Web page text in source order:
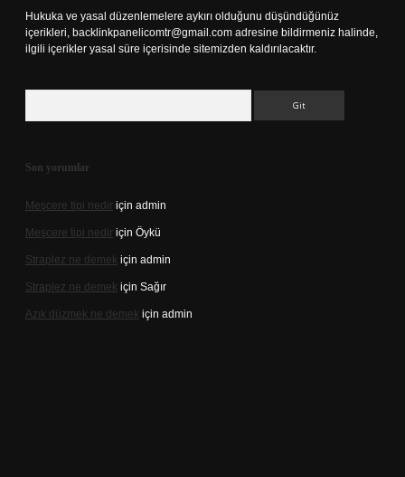
Hukuka ve yasal düzenlemelere aykırı olduğunu düşündüğünüz
içerikleri, backlinkpanelicomtr@gmail.com adresine bildirmeniz halinde,
ilgili içerikler yasal süre içerisinde sitemizden kaldırılacaktır.
Son yorumlar
Meşcere tipi nedir için admin
Meşcere tipi nedir için Öykü
Straplez ne demek için admin
Straplez ne demek için Sağır
Azık düzmek ne demek için admin